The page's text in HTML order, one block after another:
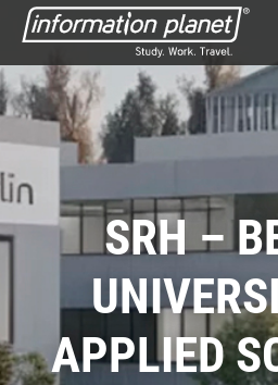
SRH –
APPLIED